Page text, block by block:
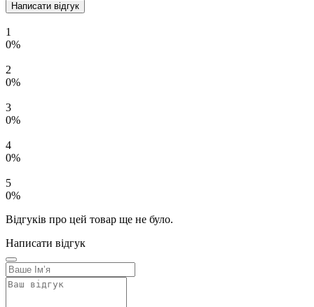
Написати відгук
1
0%
2
0%
3
0%
4
0%
5
0%
Відгуків про цей товар ще не було.
Написати відгук